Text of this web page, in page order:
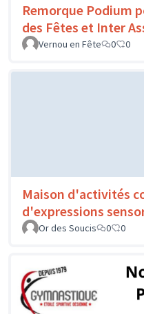
Remorque Podium
des Fêtes et Inter
Vernou en Fête
0 0
Maison d'activités
d'expressions
Or des Soucis
0 0